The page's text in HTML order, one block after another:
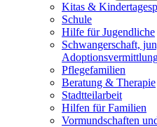
Kitas &
Schule
Hilfe für Jugendliche
Schwangerschaft,
Pflegefamilien
Beratung & Therapie
Stadtteilarbeit
Hilfen für Familien
Vormundschaften